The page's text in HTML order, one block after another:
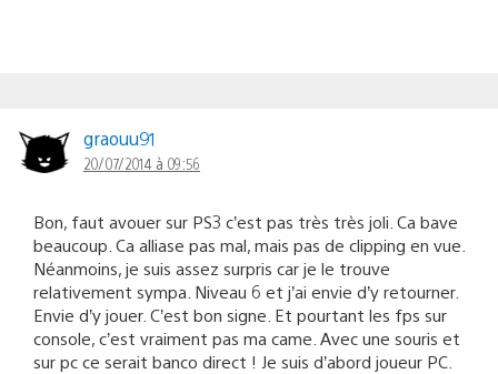
graouu91
20/07/2014 à 09:56
Bon, faut avouer sur PS3 c’est pas très très joli. Ca bave
beaucoup. Ca alliase pas mal, mais pas de clipping en vue.
Néanmoins, je suis assez surpris car je le trouve
relativement sympa. Niveau 6 et j’ai envie d’y retourner.
Envie d’y jouer. C’est bon signe. Et pourtant les fps sur
console, c’est vraiment pas ma came. Avec une souris et
sur pc ce serait banco direct ! Je suis d’abord joueur PC.